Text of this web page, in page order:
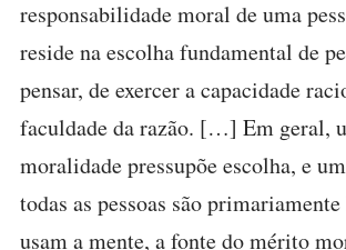
responsabilidade moral de uma
reside na escolha fundamental de
pensar, de exercer a capacidade
faculdade da razão. […] Em geral,
moralidade pressupõe escolha, e
todas as pessoas são
usam a mente, a fonte do mérito